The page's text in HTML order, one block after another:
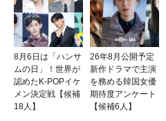
8月6日は「ハンサ
ムの日」！世界が
認めたK-POPイケ
メン決定戦【候補
18人】
26年8月公開予定
新作ドラマで主演
を務める韓国女優
期待度アンケート
【候補6人】